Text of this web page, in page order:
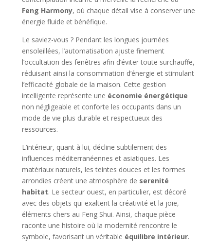
Feng Harmony, où chaque détail vise à conserver une
énergie fluide et bénéfique.
Le saviez-vous ? Pendant les longues journées
ensoleillées, l’automatisation ajuste finement
l’occultation des fenêtres afin d’éviter toute surchauffe,
réduisant ainsi la consommation d’énergie et stimulant
l’efficacité globale de la maison. Cette gestion
intelligente représente une économie énergétique
non négligeable et conforte les occupants dans un
mode de vie plus durable et respectueux des
ressources.
L’intérieur, quant à lui, décline subtilement des
influences méditerranéennes et asiatiques. Les
matériaux naturels, les teintes douces et les formes
arrondies créent une atmosphère de serenité
habitat. Le secteur ouest, en particulier, est décoré
avec des objets qui exaltent la créativité et la joie,
éléments chers au Feng Shui. Ainsi, chaque pièce
raconte une histoire où la modernité rencontre le
symbole, favorisant un véritable équilibre intérieur.